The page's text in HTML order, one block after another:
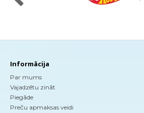
Informācija
Par mums
Vajadzētu zināt
Piegāde
Preču apmaksas veidi